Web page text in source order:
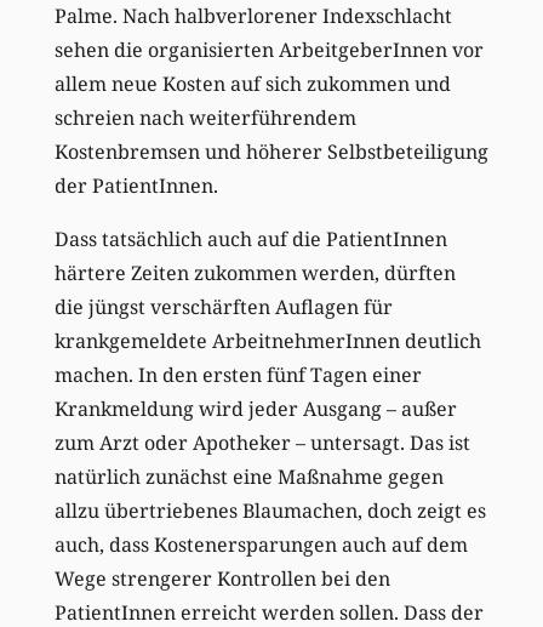
Palme. Nach halbverlorener Indexschlacht
sehen die organisierten ArbeitgeberInnen vor
allem neue Kosten auf sich zukommen und
schreien nach weiterführendem
Kostenbremsen und höherer Selbstbeteiligung
der PatientInnen.
Dass tatsächlich auch auf die PatientInnen
härtere Zeiten zukommen werden, dürften
die jüngst verschärften Auflagen für
krankgemeldete ArbeitnehmerInnen deutlich
machen. In den ersten fünf Tagen einer
Krankmeldung wird jeder Ausgang – außer
zum Arzt oder Apotheker – untersagt. Das ist
natürlich zunächst eine Maßnahme gegen
allzu übertriebenes Blaumachen, doch zeigt es
auch, dass Kostenersparungen auch auf dem
Wege strengerer Kontrollen bei den
PatientInnen erreicht werden sollen. Dass der